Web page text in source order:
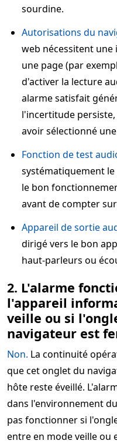
sourdine.
Autorisations du
web nécessitent
une page (par
d'activer la lecture
alarme satisfait
l'incertitude
avoir sélectionné
Fonction de test
systématiquement
le bon
avant de compter
Appareil de sortie
dirigé vers le bon
haut-parleurs ou
2. L'alarme
l'appareil
veille ou si
navigateur est
Non. La continuité
que cet onglet du
hôte reste éveillé.
dans l'environnement
pas fonctionner si
entre en mode veille ou